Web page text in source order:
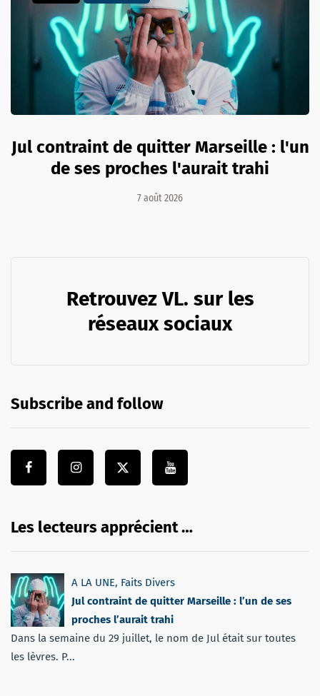
Jul contraint de quitter Marseille : l'un
de ses proches l'aurait trahi
7 août 2026
Retrouvez VL. sur les
réseaux sociaux
Subscribe and follow
Les lecteurs apprécient …
A LA UNE, Faits Divers
Jul contraint de quitter Marseille : l’un de ses
proches l’aurait trahi
Dans la semaine du 29 juillet, le nom de Jul était sur toutes
les lèvres. P...